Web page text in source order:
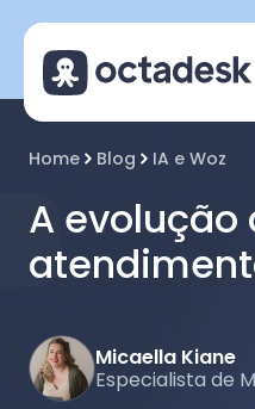
Home Blog IA e Woz
A evolução
Micaella Kiane
Especialista de
Octadesk
Online agora